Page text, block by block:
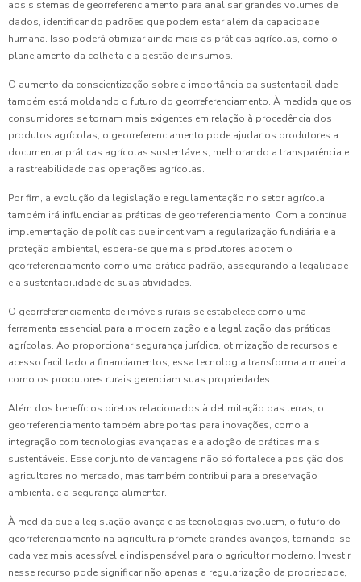
aos sistemas de georreferenciamento para analisar grandes volumes de
dados, identificando padrões que podem estar além da capacidade
humana. Isso poderá otimizar ainda mais as práticas agrícolas, como o
planejamento da colheita e a gestão de insumos.
O aumento da conscientização sobre a importância da sustentabilidade
também está moldando o futuro do georreferenciamento. À medida que os
consumidores se tornam mais exigentes em relação à procedência dos
produtos agrícolas, o georreferenciamento pode ajudar os produtores a
documentar práticas agrícolas sustentáveis, melhorando a transparência e
a rastreabilidade das operações agrícolas.
Por fim, a evolução da legislação e regulamentação no setor agrícola
também irá influenciar as práticas de georreferenciamento. Com a contínua
implementação de políticas que incentivam a regularização fundiária e a
proteção ambiental, espera-se que mais produtores adotem o
georreferenciamento como uma prática padrão, assegurando a legalidade
e a sustentabilidade de suas atividades.
O georreferenciamento de imóveis rurais se estabelece como uma
ferramenta essencial para a modernização e a legalização das práticas
agrícolas. Ao proporcionar segurança jurídica, otimização de recursos e
acesso facilitado a financiamentos, essa tecnologia transforma a maneira
como os produtores rurais gerenciam suas propriedades.
Além dos benefícios diretos relacionados à delimitação das terras, o
georreferenciamento também abre portas para inovações, como a
integração com tecnologias avançadas e a adoção de práticas mais
sustentáveis. Esse conjunto de vantagens não só fortalece a posição dos
agricultores no mercado, mas também contribui para a preservação
ambiental e a segurança alimentar.
À medida que a legislação avança e as tecnologias evoluem, o futuro do
georreferenciamento na agricultura promete grandes avanços, tornando-se
cada vez mais acessível e indispensável para o agricultor moderno. Investir
nesse recurso pode significar não apenas a regularização da propriedade,